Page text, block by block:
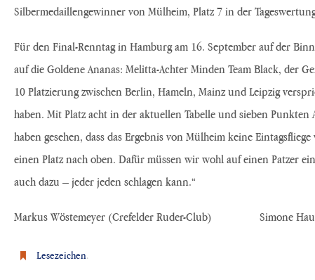
Silbermedaillengewinner von Mülheim, Platz 7 in der
Für den Final-Renntag in Hamburg am 16. September auf der
auf die Goldene Ananas: Melitta-Achter Minden Team Black, der
10 Platzierung zwischen Berlin, Hameln, Mainz und Leipzig
haben. Mit Platz acht in der aktuellen Tabelle und sieben
haben gesehen, dass das Ergebnis von Mülheim keine
einen Platz nach oben. Dafür müssen wir wohl auf einen Patzer
auch dazu – jeder jeden schlagen kann.“
Markus Wöstemeyer (Crefelder Ruder-Club) Simone
Lesezeichen.